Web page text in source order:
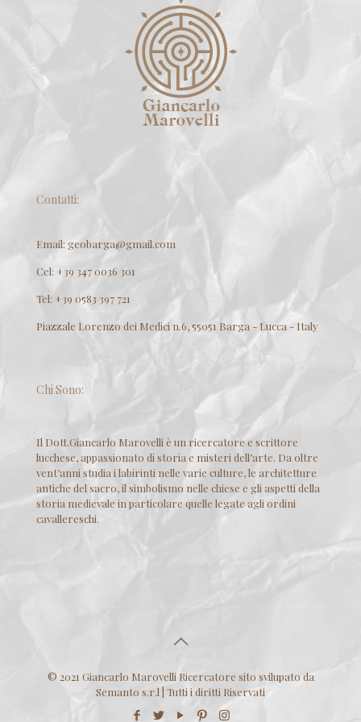
Contatti:
Email: geobarga@gmail.com
Cel: +39 347 0036 301
Tel: +39 0583 397 721
Piazzale Lorenzo dei Medici n.6, 55051 Barga - Lucca - Italy
Chi Sono:
Il Dott.Giancarlo Marovelli è un ricercatore e scrittore
lucchese, appassionato di storia e misteri dell’arte. Da oltre
vent’anni studia i labirinti nelle varie culture, le architetture
antiche del sacro, il simbolismo nelle chiese e gli aspetti della
storia medievale in particolare quelle legate agli ordini
cavallereschi.
© 2021 Giancarlo Marovelli Ricercatore sito svilupato da
Semanto s.r.l | Tutti i diritti Riservati